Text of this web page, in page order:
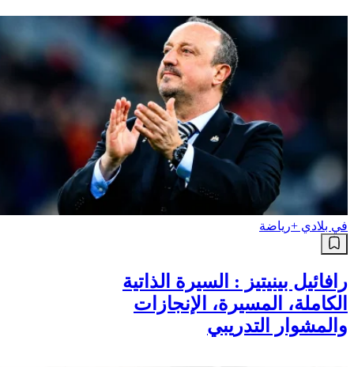
في بلادي +رياضة
رافائيل بينيتيز : السيرة الذاتية
الكاملة، المسيرة، الإنجازات
والمشوار التدريبي